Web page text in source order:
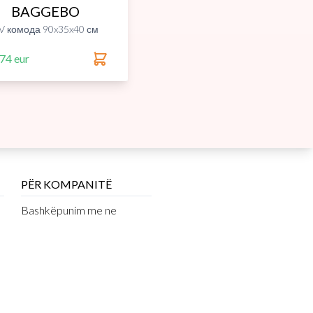
BAGGEBO
комода 90x35x40 см
eur
PËR KOMPANITË
Bashkëpunim me ne